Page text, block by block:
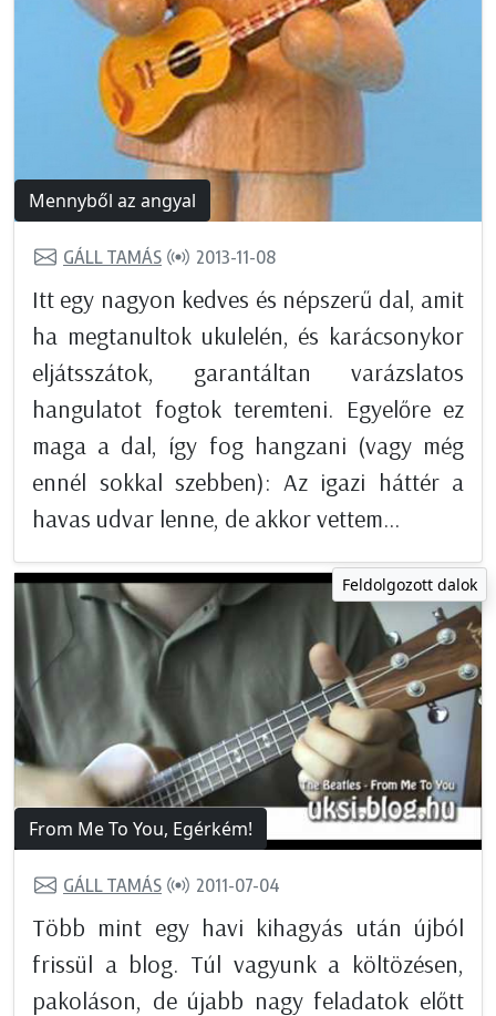
Mennyből az angyal
GÁLL TAMÁS 2013-11-08
Itt egy nagyon kedves és népszerű dal, amit
ha megtanultok ukulelén, és karácsonykor
eljátsszátok, garantáltan varázslatos
hangulatot fogtok teremteni. Egyelőre ez
maga a dal, így fog hangzani (vagy még
ennél sokkal szebben): Az igazi háttér a
havas udvar lenne, de akkor vettem...
Feldolgozott dalok
From Me To You, Egérkém!
GÁLL TAMÁS 2011-07-04
Több mint egy havi kihagyás után újból
frissül a blog. Túl vagyunk a költözésen,
pakoláson, de újabb nagy feladatok előtt